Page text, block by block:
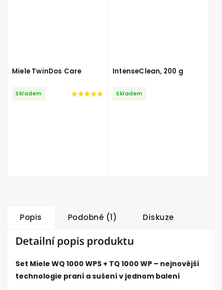
Miele TwinDos Care
Skladem
IntenseClean, 200 g
Skladem
Popis Podobné (1) Diskuze
Detailní popis produktu
Set Miele WQ 1000 WPS + TQ 1000 WP – nejnovější
technologie praní a sušení v jednom balení